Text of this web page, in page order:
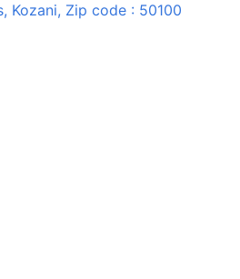
Kozani, Zip code : 50100